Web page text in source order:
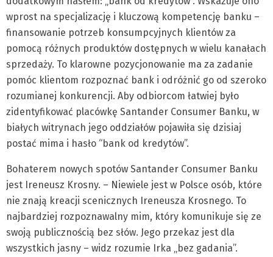
wprost na specjalizację i kluczową kompetencję banku –
finansowanie potrzeb konsumpcyjnych klientów za
pomocą różnych produktów dostępnych w wielu kanałach
sprzedaży. To klarowne pozycjonowanie ma za zadanie
pomóc klientom rozpoznać bank i odróżnić go od szeroko
rozumianej konkurencji. Aby odbiorcom łatwiej było
zidentyfikować placówkę Santander Consumer Banku, w
białych witrynach jego oddziałów pojawiła się dzisiaj
postać mima i hasło “bank od kredytów”.
Bohaterem nowych spotów Santander Consumer Banku
jest Ireneusz Krosny. – Niewiele jest w Polsce osób, które
nie znają kreacji scenicznych Ireneusza Krosnego. To
najbardziej rozpoznawalny mim, który komunikuje się ze
swoją publicznością bez słów. Jego przekaz jest dla
wszystkich jasny – widz rozumie Irka „bez gadania”.